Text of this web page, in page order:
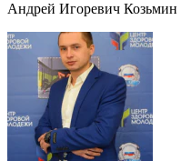
Андрей Игоревич Козьмин